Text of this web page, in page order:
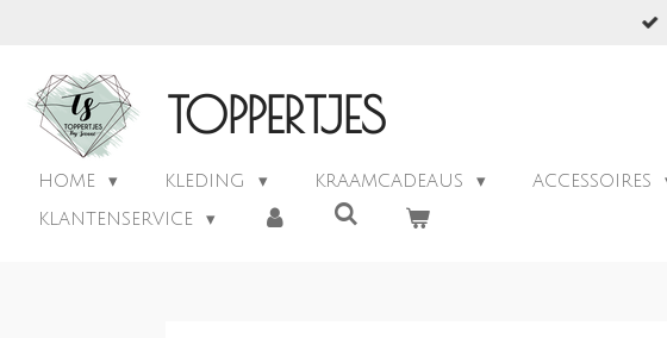
de
hoofdinhoud
TOPPERTJES
HOME KLEDING KRAAMCADEAUS ACCESSOIRES
KLANTENSERVICE